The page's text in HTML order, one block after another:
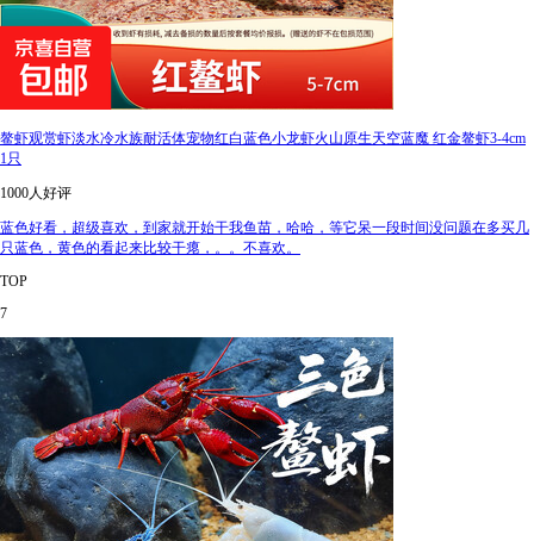
鳌虾观赏虾淡水冷水族耐活体宠物红白蓝色小龙虾火山原生天空蓝魔 红金鳌虾3-4cm
1只
1000人好评
蓝色好看，超级喜欢，到家就开始干我鱼苗，哈哈，等它呆一段时间没问题在多买几
只蓝色，黄色的看起来比较干瘪，。。不喜欢。
TOP
7